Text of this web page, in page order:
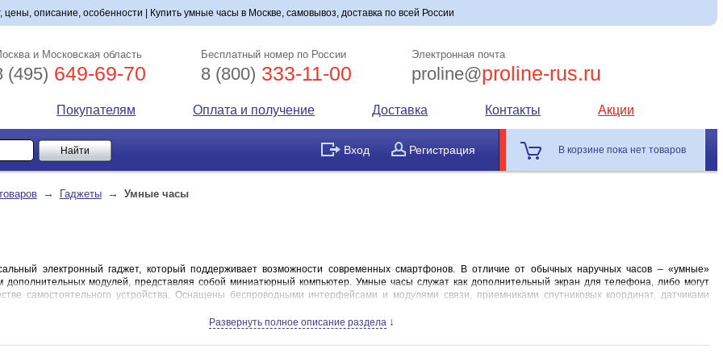
цены, описание, особенности | Купить умные часы в Москве, самовывоз, доставка по всей России
и Московская область
(495) 649-69-70
Бесплатный номер по России
8 (800) 333-11-00
Электронная почта
proline@proline-rus.ru
Покупателям Оплата и получение Доставка Контакты Акции
Вход Регистрация В корзине пока нет товаров
→ Гаджеты → Умные часы
электронный гаджет, который поддерживает возможности современных смартфонов. В отличие от обычных наручных часов – «умные»
модулей, представляя собой миниатюрный компьютер. Умные часы служат как дополнительный экран для телефона, либо могут
самостоятельного устройства. Оснащены беспроводными интерфейсами и модулями связи, приемниками спутниковых координат, датчиками
Развернуть полное описание раздела ↓